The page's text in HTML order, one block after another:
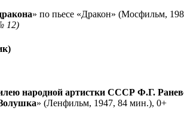
» по пьесе «Дракон» (Мосфильм,
12)
народной артистки СССР Ф.Г.
» (Ленфильм, 1947, 84 мин.), 0+